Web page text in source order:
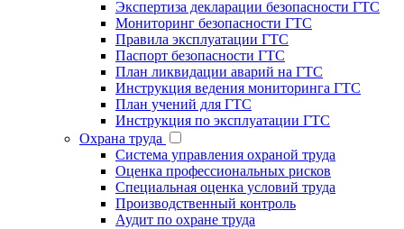
Экспертиза декларации безопасности ГТС
Мониторинг безопасности ГТС
Правила эксплуатации ГТС
Паспорт безопасности ГТС
План ликвидации аварий на ГТС
Инструкция ведения мониторинга ГТС
План учений для ГТС
Инструкция по эксплуатации ГТС
Охрана труда
Система управления охраной труда
Оценка профессиональных рисков
Специальная оценка условий труда
Производственный контроль
Аудит по охране труда